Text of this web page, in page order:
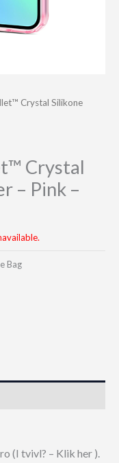
Crystal Silikone
Crystal
– Pink –
Bag
(I tvivl? – Klik her ).